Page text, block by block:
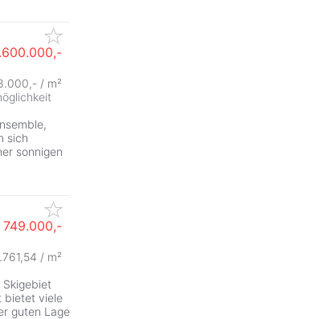
/ m²
sich
sonnigen
/ m²
Skigebiet
bietet viele
guten Lage